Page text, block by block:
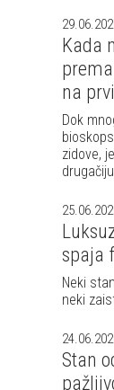
Kada
na
Dok
zidove,
spaja
Neki
neki
Stan